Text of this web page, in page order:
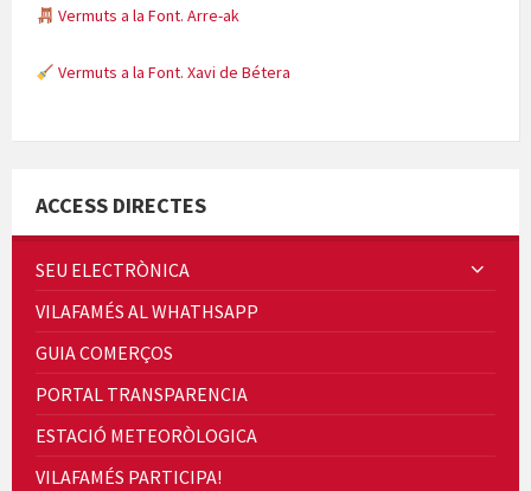
Vermuts a la Font. Arre-ak
Vermuts a la Font. Xavi de Bétera
Quintà Culroja
ACCESS DIRECTES
SEU ELECTRÒNICA
VILAFAMÉS AL WHATHSAPP
GUIA COMERÇOS
PORTAL TRANSPARENCIA
ESTACIÓ METEORÒLOGICA
VILAFAMÉS PARTICIPA!